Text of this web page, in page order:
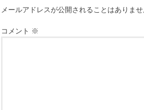
メールアドレスが公開されることはありませ
コメント ※